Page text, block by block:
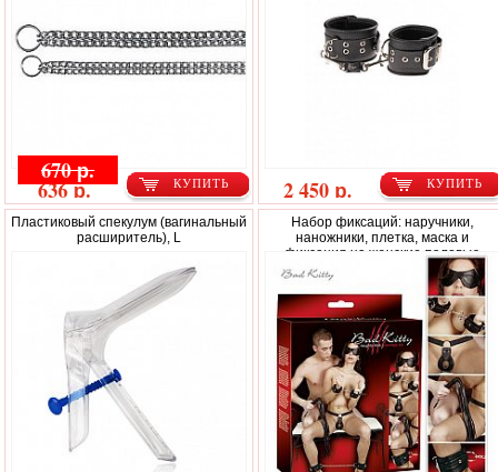
КУПИТЬ
670 р.
636 р. КУПИТЬ
2 450 р.
Пластиковый спекулум (вагинальный
расширитель), L
Набор фиксаций: наручники,
наножники, плетка, маска и
фиксация на женские половые